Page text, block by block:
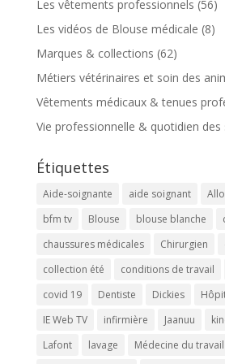
Les vêtements professionnels (56)
Les vidéos de Blouse médicale (8)
Marques & collections (62)
Métiers vétérinaires et soin des
Vêtements médicaux & tenues
Vie professionnelle & quotidien des
Étiquettes
Aide-soignante aide soignant
bfm tv
Blouse blouse blanche
chaussures médicales
Chirurgien
collection été
conditions de travail
covid 19
Dentiste Dickies
IE Web TV
infirmière Jaanuu
Lafont
lavage Médecine du travail